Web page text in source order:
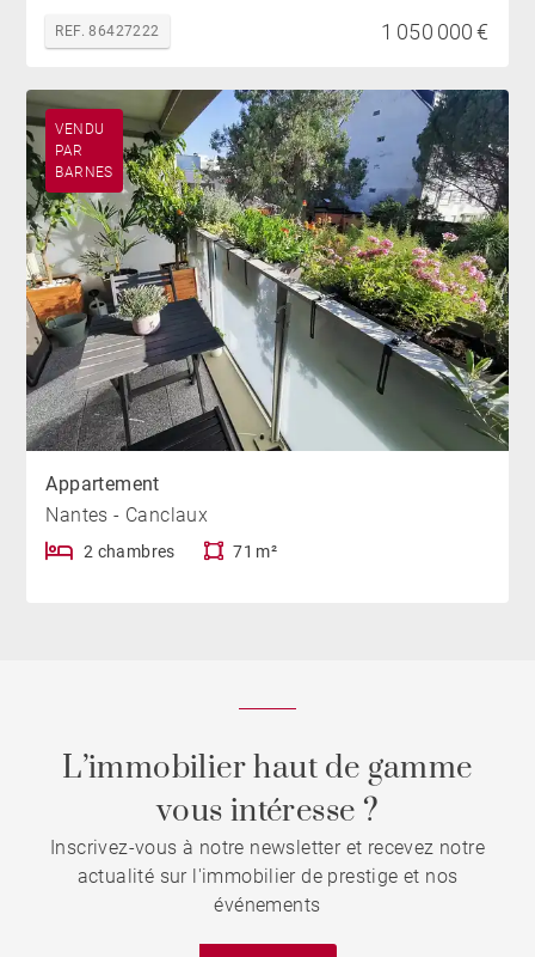
REF. 86427222 1 050 000 €
VENDU
PAR
BARNES
Appartement
Nantes - Canclaux
2 chambres 71 m²
L’immobilier haut de gamme
vous intéresse ?
Inscrivez-vous à notre newsletter et recevez notre
actualité sur l'immobilier de prestige et nos
événements